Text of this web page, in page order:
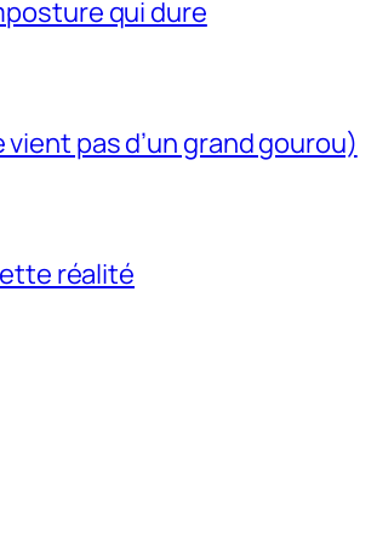
qui dure
pas d’un grand gourou)
réalité